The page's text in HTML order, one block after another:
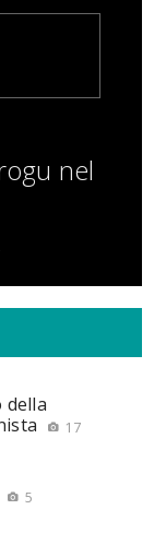
nel
della
17
5